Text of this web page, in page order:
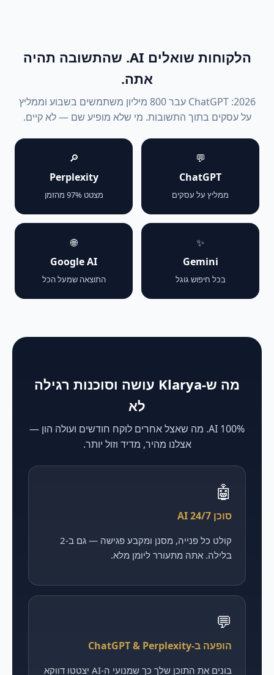
הלקוחות שואלים AI. שהתשובה תהיה
אתה.
2026: ChatGPT עבר 800 מיליון משתמשים בשבוע וממליץ
על עסקים בתוך התשובות. מי שלא מופיע שם — לא קיים.
💬
ChatGPT
ממליץ על עסקים
🔎
Perplexity
מצטט 97% מהזמן
✨
Gemini
בכל חיפוש גוגל
🌐
Google AI
התוצאה שמעל הכל
מה ש-Klarya עושה וסוכנות רגילה
לא
100% AI. מה שאצל אחרים לוקח חודשים ועולה הון —
אצלנו מהיר, מדיד וזול יותר.
🤖
סוכן AI 24/7
קולט כל פנייה, מסנן ומקבע פגישה — גם ב-2
בלילה. אתה מתעורר ליומן מלא.
💬
הופעה ב-ChatGPT & Perplexity
בונים את התוכן שלך כך שמנועי ה-AI יצטטו דווקא